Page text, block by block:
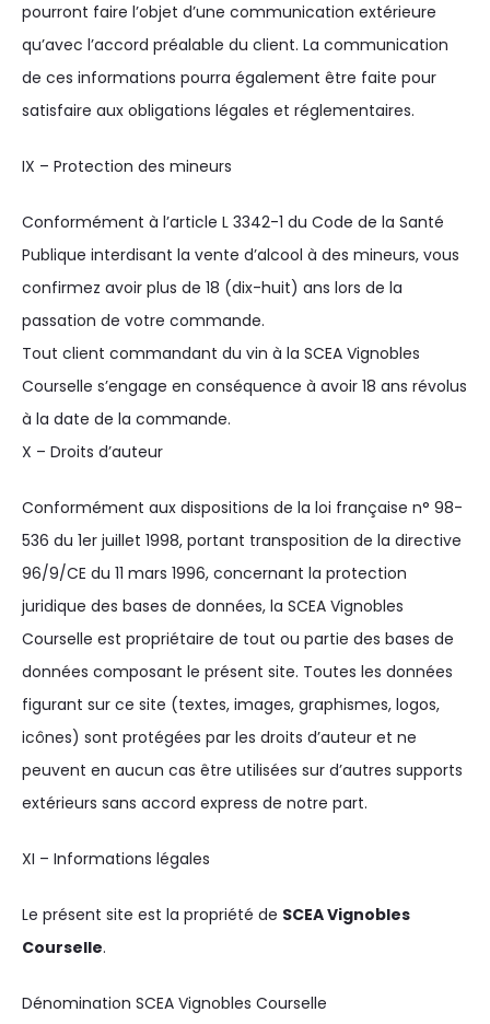
pourront faire l’objet d’une communication extérieure
qu’avec l’accord préalable du client. La communication
de ces informations pourra également être faite pour
satisfaire aux obligations légales et réglementaires.
IX – Protection des mineurs
Conformément à l’article L 3342-1 du Code de la Santé
Publique interdisant la vente d’alcool à des mineurs, vous
confirmez avoir plus de 18 (dix-huit) ans lors de la
passation de votre commande.
Tout client commandant du vin à la SCEA Vignobles
Courselle s’engage en conséquence à avoir 18 ans révolus
à la date de la commande.
X – Droits d’auteur
Conformément aux dispositions de la loi française n° 98-
536 du 1er juillet 1998, portant transposition de la directive
96/9/CE du 11 mars 1996, concernant la protection
juridique des bases de données, la SCEA Vignobles
Courselle est propriétaire de tout ou partie des bases de
données composant le présent site. Toutes les données
figurant sur ce site (textes, images, graphismes, logos,
icônes) sont protégées par les droits d’auteur et ne
peuvent en aucun cas être utilisées sur d’autres supports
extérieurs sans accord express de notre part.
XI – Informations légales
Le présent site est la propriété de SCEA Vignobles
Courselle.
Dénomination SCEA Vignobles Courselle